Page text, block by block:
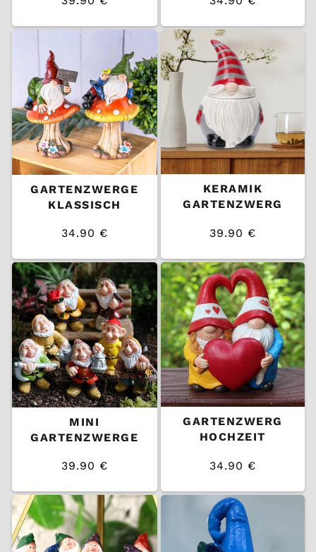
Preis
/
EINZELPREIS
Preis
/
EINZELPREIS
GARTENZWERGE
KLASSISCH
34.90 €
Preis
/
EINZELPREIS
KERAMIK
GARTENZWERG
39.90 €
Preis
/
EINZELPREIS
MINI
GARTENZWERGE
39.90 €
Preis
/
EINZELPREIS
GARTENZWERG
HOCHZEIT
34.90 €
Preis
/
EINZELPREIS